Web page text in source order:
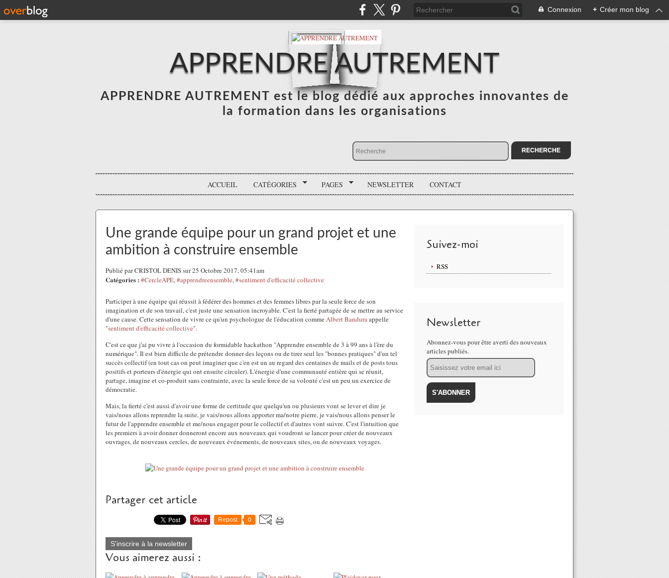
Connexion + Créer mon blog
APPRENDRE AUTREMENT
APPRENDRE AUTREMENT est le blog dédié aux approches innovantes de
la formation dans les organisations
ACCUEIL CATÉGORIES PAGES NEWSLETTER CONTACT
Une grande équipe pour un grand projet et une
ambition à construire ensemble
Publié par CRISTOL DENIS sur 25 Octobre 2017, 05:41am
Catégories : #CercleAPE,#apprendreensemble,#sentiment d'efficacité collective
Participer à une équipe qui réussit à fédérer des hommes et des femmes libres par la seule force de son
imagination et de son travail, c'est juste une sensation incroyable. C'est la fierté partagée de se mettre au service
d'une cause. Cette sensation de vivre ce qu'un psychologue de l'éducation commeAlbert Banduraappelle
"sentiment d'efficacité collective".
C'est ce que j'ai pu vivre à l'occasion du formidable hackathon "Apprendre ensemble de 3 à 99 ans à l'ère du
numérique". Il est bien difficile de prétendre donner des leçons ou de tirer seul les "bonnes pratiques" d'un tel
succès collectif (en tout cas on peut imaginer que c'en est un au regard des centaines de mails et de posts tous
positifs et porteurs d'énergie qui ont ensuite circuler). L'énergie d'une communauté entière qui se réunit,
partage, imagine et co-produit sans contrainte, avec la seule force de sa volonté c'est un peu un exercice de
démocratie.
Mais, la fierté c'est aussi d'avoir une forme de certitude que quelqu'un ou plusieurs vont se lever et dire je
vais/nous allons reprendre la suite, je vais/nous allons apporter ma/notre pierre, je vais/nous allons penser le
futur de l'apprendre ensemble et me/nous engager pour le collectif et d'autres vont suivre. C'est l'intuition que
les premiers à avoir donner donneront encore aux nouveaux qui voudront se lancer pour créer de nouveaux
ouvrages, de nouveaux cercles, de nouveaux événements, de nouveaux sites, ou de nouveaux voyages.
Partager cet article
Repost 0
S'inscrire à la newsletter
Vous aimerez aussi :
Suivez-moi
RSS
Newsletter
Abonnez-vous pour être averti des nouveaux
articles publiés.
Email